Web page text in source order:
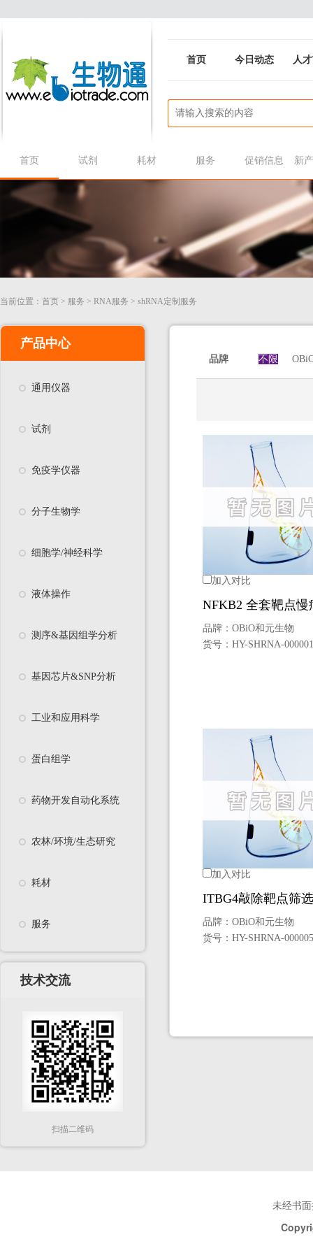
首页 今日动态 人
首页 试剂 耗材 服务 促销信息 新
当前位置： 首页 > 服务 > RNA服务 > shRNA定制服务
产品中心
通用仪器
试剂
免疫学仪器
分子生物学
细胞学/神经科学
液体操作
测序&基因组学分析
基因芯片&SNP分析
工业和应用科学
蛋白组学
药物开发自动化系统
农林/环境/生态研究
耗材
服务
技术交流
扫描二维码
品牌 不限
加入对比
NFKB2 全套靶点慢
品牌： OBiO和元生物
货号： HY-SHRNA-000001
加入对比
ITBG4敲除靶点筛选
品牌： OBiO和元生物
货号： HY-SHRNA-000005
未经书